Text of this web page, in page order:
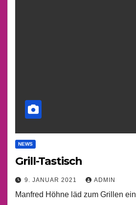
NEWS
Grill-Tastisch
9. JANUAR 2021 ADMIN
Manfred Höhne läd zum Grillen ein